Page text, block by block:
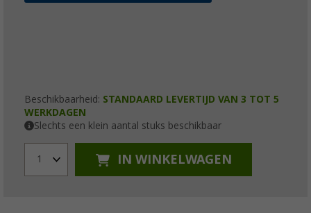
Beschikbaarheid: STANDAARD LEVERTIJD VAN 3 TOT 5
WERKDAGEN
Slechts een klein aantal stuks beschikbaar
1 IN WINKELWAGEN